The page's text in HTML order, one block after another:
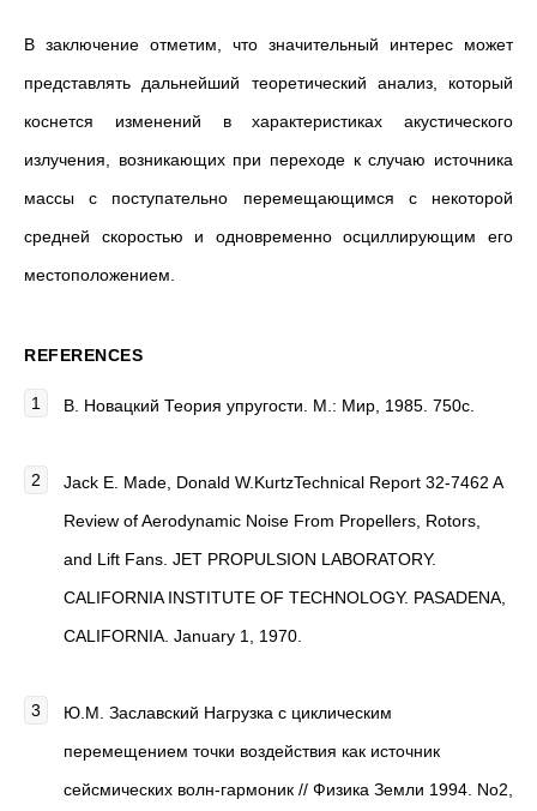
В заключение отметим, что значительный интерес может
представлять дальнейший теоретический анализ, который
коснется изменений в характеристиках акустического
излучения, возникающих при переходе к случаю источника
массы с поступательно перемещающимся с некоторой
средней скоростью и одновременно осциллирующим его
местоположением.
REFERENCES
В. Новацкий Теория упругости. М.: Мир, 1985. 750c.
Jack E. Made, Donald W.KurtzTechnical Report 32-7462 A
Review of Aerodynamic Noise From Propellers, Rotors,
and Lift Fans. JET PROPULSION LABORATORY.
CALIFORNIA INSTITUTE OF TECHNOLOGY. PASADENA,
CALIFORNIA. January 1, 1970.
Ю.М. Заславский Нагрузка с циклическим
перемещением точки воздействия как источник
сейсмических волн-гармоник // Физика Земли 1994. No2,